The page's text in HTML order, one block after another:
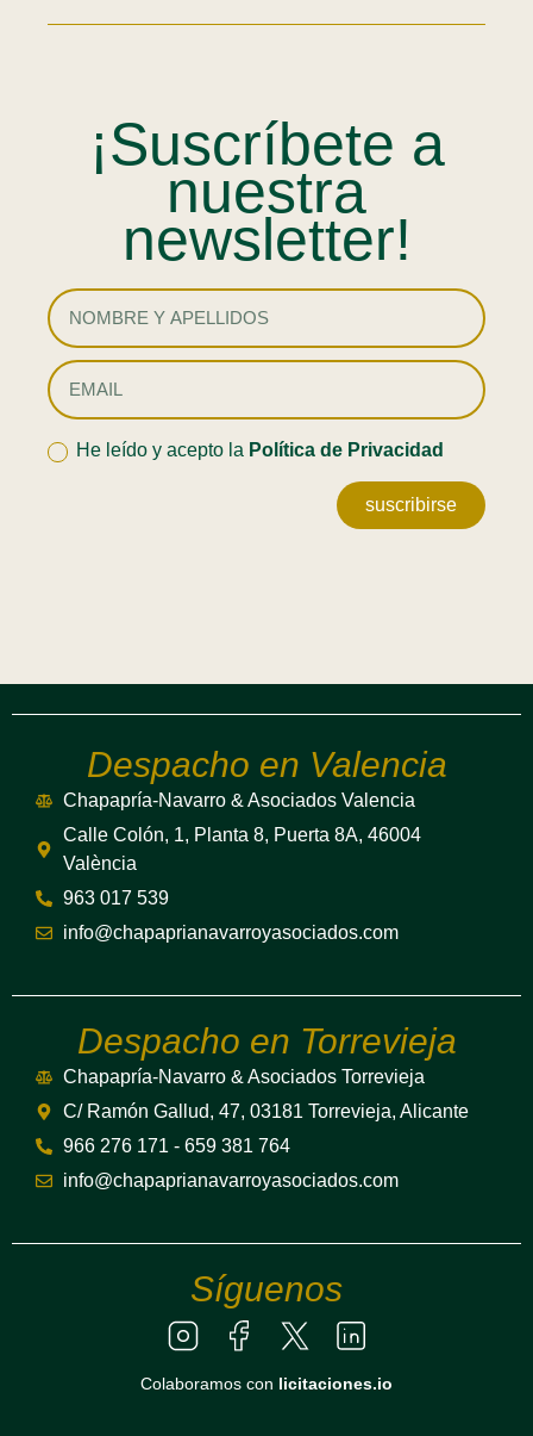
¡Suscríbete a
nuestra
newsletter!
He leído y acepto la Política de Privacidad
suscribirse
Despacho en Valencia
Chapapría-Navarro & Asociados Valencia
Calle Colón, 1, Planta 8, Puerta 8A, 46004
València
963 017 539
info@chapaprianavarroyasociados.com
Despacho en Torrevieja
Chapapría-Navarro & Asociados Torrevieja
C/ Ramón Gallud, 47, 03181 Torrevieja, Alicante
966 276 171 - 659 381 764
info@chapaprianavarroyasociados.com
Síguenos
Colaboramos con licitaciones.io